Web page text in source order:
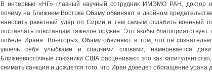
В интервью «НГ» главный научный сотрудник ИМЭМО РАН, доктор
почему на Ближнем Востоке Обаму обвиняют в двойном
наносить ракетный удар по Сирии и тем самым ослабить военный
поставлять повстанцам тяжелое оружие. Это якобы
победе Ирана. Во-вторых, Обаму обвиняют в том, что он
увлечь себя улыбками и сладкими словами, намеревается
Ближневосточные союзники США расценивают это как
снимать санкции и дождется того, что Иран доведет обогащение урана